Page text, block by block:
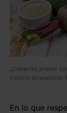
¿Deberías probar
ciencia al respecto.
En lo que